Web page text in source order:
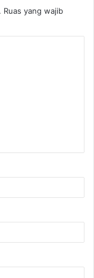
Ruas yang wajib